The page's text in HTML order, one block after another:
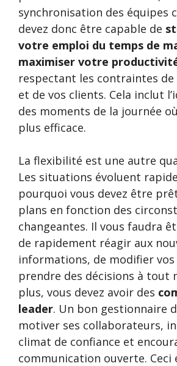
synchronisation des équipes
devez donc être capable de
votre emploi du temps de
maximiser votre
respectant les contraintes de
et de vos clients. Cela inclut
des moments de la journée
plus efficace.
La flexibilité est une autre
Les situations évoluent
pourquoi vous devez être
plans en fonction des
changeantes. Il vous faudra
de rapidement réagir aux
informations, de modifier
prendre des décisions à tout
plus, vous devez avoir des
leader. Un bon gestionnaire
motiver ses collaborateurs,
climat de confiance et
communication ouverte. Ceci